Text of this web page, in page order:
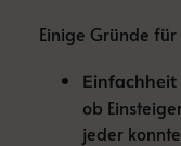
Einige Gründe
ob
jeder